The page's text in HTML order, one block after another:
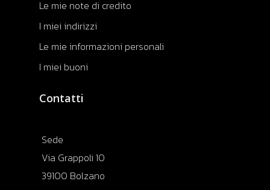
Le mie note di credito
I miei indirizzi
Le mie informazioni personali
I miei buoni
Contatti
Sede
Via Grappoli 10
39100 Bolzano